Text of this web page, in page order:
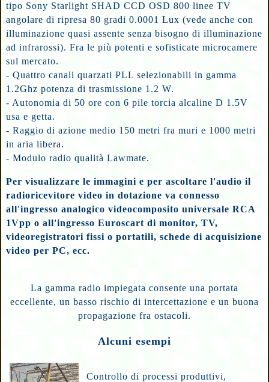
tipo Sony Starlight SHAD CCD OSD 800 linee TV
angolare di ripresa 80 gradi 0.0001 Lux (vede anche con
illuminazione quasi assente senza bisogno di illuminazione
ad infrarossi). Fra le più potenti e sofisticate microcamere
sul mercato.
- Quattro canali quarzati PLL selezionabili in gamma
1.2Ghz potenza di trasmissione 1.2 W.
- Autonomia di 50 ore con 6 pile torcia alcaline D 1.5V
usa e getta.
- Raggio di azione medio 150 metri fra muri e 1000 metri
in aria libera.
- Modulo radio qualità Lawmate.
Per visualizzare le immagini e per ascoltare l'audio il
radioricevitore video in dotazione va connesso
all'ingresso analogico videocomposito universale RCA
1Vpp o all'ingresso Euroscart di monitor, TV,
videoregistratori fissi o portatili, schede di acquisizione
video per PC, ecc.
La gamma radio impiegata consente una portata
eccellente, un basso rischio di intercettazione e un buona
propagazione fra ostacoli.
Alcuni esempi
Controllo di processi produttivi,